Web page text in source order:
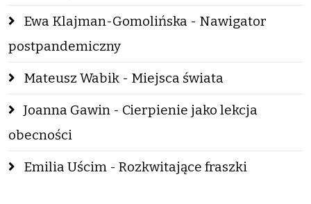
Ewa Klajman-Gomolińska - Nawigator
postpandemiczny
Mateusz Wabik - Miejsca świata
Joanna Gawin - Cierpienie jako lekcja
obecności
Emilia Uścim - Rozkwitające fraszki